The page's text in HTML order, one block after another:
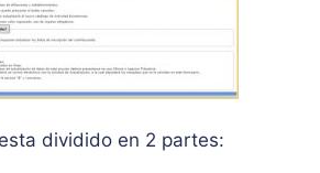
dividido en 2 partes: